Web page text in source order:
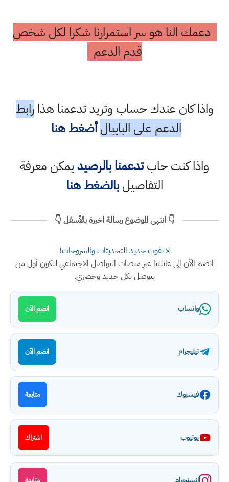
دعمك النا هو سر استمرارنا شكرا لكل شخص
قدم الدعم
واذا كان عندك حساب وتريد تدعمنا هذارابط
الدعم على البايبال أضغط هنا
واذا كنت حابتدعمنا بالرصيديمكن معرفة
التفاصيلبالضغط هنا
👇 انتهى الموضوع رسالة اخيرة بالأسفل 👇
لا تفوت جديد التحديثات والشروحات!
انضم الآن إلى عائلتنا عبر منصات التواصل الاجتماعي لتكون أول من
يتوصل بكل جديد وحصري.
واتساب انضم الآن
تيليجرام انضم الآن
فيسبوك متابعة
يوتيوب اشتراك